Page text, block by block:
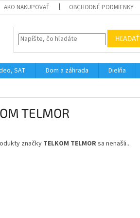
AKO NAKUPOVAŤ OBCHODNÉ PODMIENKY
HĽADAŤ
SAT Dom a záhrada Dielňa
TELMOR
značkyTELKOM TELMORsa nenašli...